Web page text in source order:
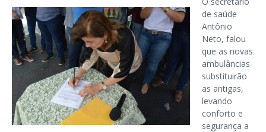
de saúde
Antônio
Neto, falou
que as novas
ambulâncias
substituirão
as antigas,
levando
conforto e
segurança a